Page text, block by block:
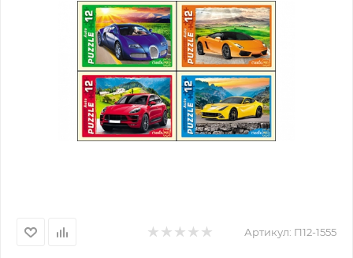
Артикул: П12-1555